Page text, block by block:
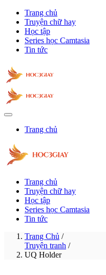
Trang chủ
Truyện chữ hay
Học tập
Series học Camtasia
Tin tức
Trang chủ
Trang chủ
Truyện chữ hay
Học tập
Series học Camtasia
Tin tức
Trang Chủ /
Truyện tranh /
UQ Holder